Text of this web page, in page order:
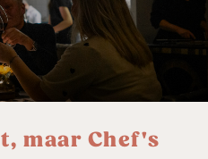
maar Chef's